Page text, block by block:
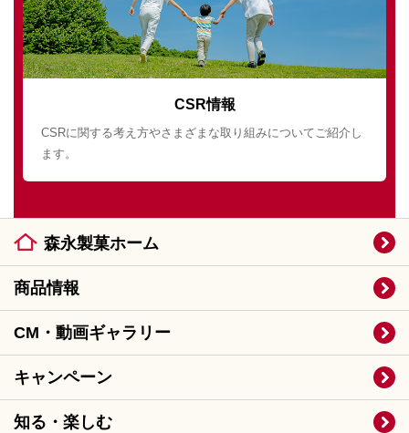
CSR情報
CSRに関する考え方やさまざまな取り組みについてご紹介し
ます。
森永製菓ホーム
商品情報
CM・動画ギャラリー
キャンペーン
知る・楽しむ